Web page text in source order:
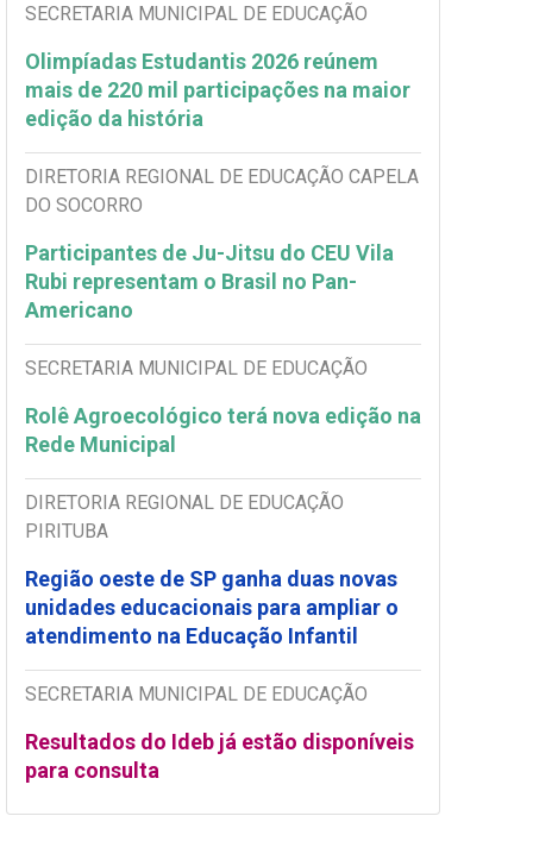
SECRETARIA MUNICIPAL DE EDUCAÇÃO
Olimpíadas Estudantis 2026 reúnem
mais de 220 mil participações na maior
edição da história
DIRETORIA REGIONAL DE EDUCAÇÃO CAPELA
DO SOCORRO
Participantes de Ju-Jitsu do CEU Vila
Rubi representam o Brasil no Pan-
Americano
SECRETARIA MUNICIPAL DE EDUCAÇÃO
Rolê Agroecológico terá nova edição na
Rede Municipal
DIRETORIA REGIONAL DE EDUCAÇÃO
PIRITUBA
Região oeste de SP ganha duas novas
unidades educacionais para ampliar o
atendimento na Educação Infantil
SECRETARIA MUNICIPAL DE EDUCAÇÃO
Resultados do Ideb já estão disponíveis
para consulta